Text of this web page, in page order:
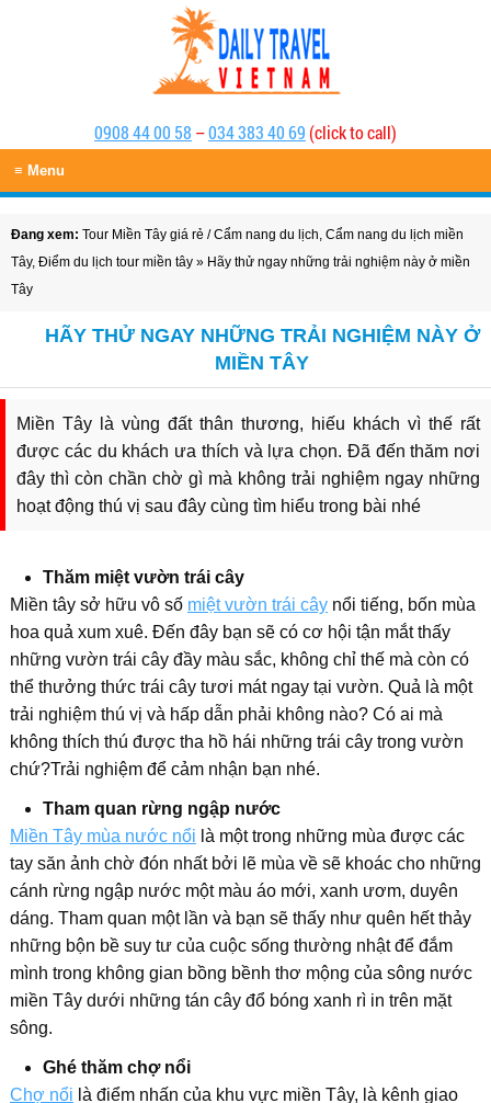
0908 44 00 58 –034 383 40 69 (click to call)
≡ Menu
Đang xem: Tour Miền Tây giá rẻ /Cẩm nang du lịch, Cẩm nang du lịch miền
Tây, Điểm du lịch tour miền tây » Hãy thử ngay những trải nghiệm này ở miền
Tây
HÃY THỬ NGAY NHỮNG TRẢI NGHIỆM NÀY Ở
MIỀN TÂY
Miền Tây là vùng đất thân thương, hiếu khách vì thế rất
được các du khách ưa thích và lựa chọn. Đã đến thăm nơi
đây thì còn chần chờ gì mà không trải nghiệm ngay những
hoạt động thú vị sau đây cùng tìm hiểu trong bài nhé
Thăm miệt vườn trái cây
Miền tây sở hữu vô số miệt vườn trái câynổi tiếng, bốn mùa
hoa quả xum xuê. Đến đây bạn sẽ có cơ hội tận mắt thấy
những vườn trái cây đầy màu sắc, không chỉ thế mà còn có
thể thưởng thức trái cây tươi mát ngay tại vườn. Quả là một
trải nghiệm thú vị và hấp dẫn phải không nào? Có ai mà
không thích thú được tha hồ hái những trái cây trong vườn
chứ?Trải nghiệm để cảm nhận bạn nhé.
Tham quan rừng ngập nước
Miền Tây mùa nước nổi là một trong những mùa được các
tay săn ảnh chờ đón nhất bởi lẽ mùa về sẽ khoác cho những
cánh rừng ngập nước một màu áo mới, xanh ươm, duyên
dáng. Tham quan một lần và bạn sẽ thấy như quên hết thảy
những bộn bề suy tư của cuộc sống thường nhật để đắm
mình trong không gian bồng bềnh thơ mộng của sông nước
miền Tây dưới những tán cây đổ bóng xanh rì in trên mặt
sông.
Ghé thăm chợ nổi
Chợ nổi là điểm nhấn của khu vực miền Tây, là kênh giao